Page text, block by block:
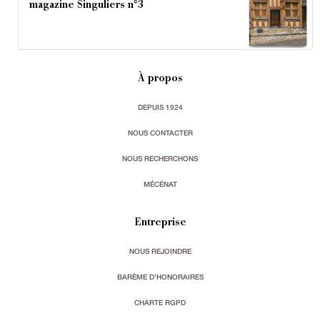
magazine Singuliers n°3
À propos
DEPUIS 1924
NOUS CONTACTER
NOUS RECHERCHONS
MÉCÉNAT
Entreprise
NOUS REJOINDRE
BARÈME D'HONORAIRES
CHARTE RGPD